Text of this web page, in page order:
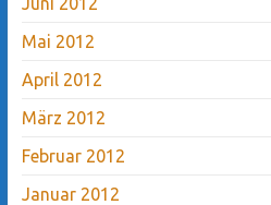
Mai 2012
April 2012
März 2012
Februar 2012
Januar 2012